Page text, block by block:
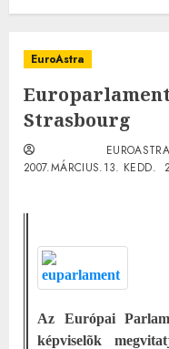
EuroAstra
Europarlament
Strasbourg
2007.MÁRCIUS.13. KEDD.
Az Európai
képviselõk